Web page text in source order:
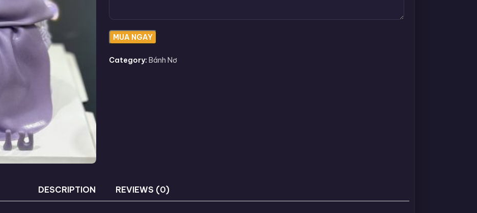
Category: Bánh Nơ
DESCRIPTION REVIEWS (0)